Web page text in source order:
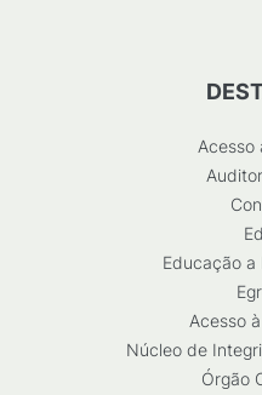
Acesso
Educação a
Acesso
Núcleo de
Órgão